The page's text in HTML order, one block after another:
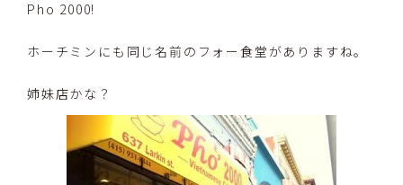
Pho 2000!
ホーチミンにも同じ名前のフォー食堂がありますね。
姉妹店かな？